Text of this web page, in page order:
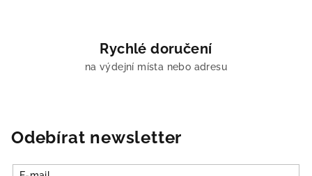
Rychlé doručení
na výdejní místa nebo adresu
Odebírat newsletter